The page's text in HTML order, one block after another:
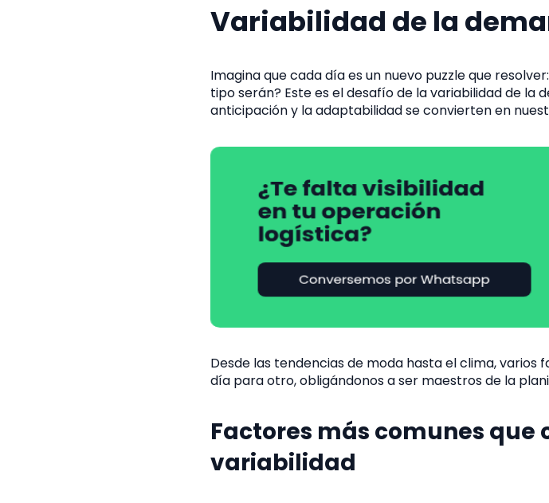
Variabilidad de la
Imagina que cada día es un nuevo puzzle que
tipo serán? Este es el desafío de la variabilidad de la
anticipación y la adaptabilidad se convierten en
Desde las tendencias de moda hasta el clima, varios
día para otro, obligándonos a ser maestros de la
Factores más comunes que
variabilidad